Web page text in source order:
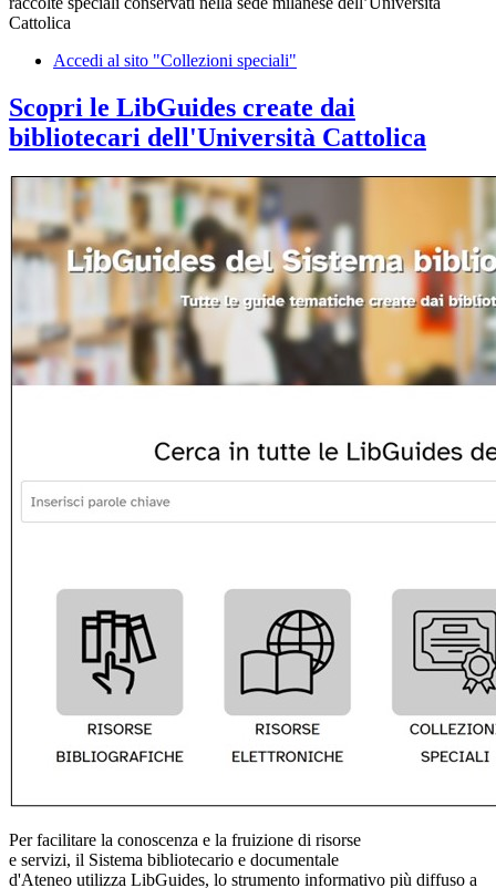
Cattolica
Accedi al sito "Collezioni speciali"
Scopri le LibGuides create dai
bibliotecari dell'Università Cattolica
Per facilitare la conoscenza e la fruizione di risorse
e servizi, il Sistema bibliotecario e documentale
d'Ateneo utilizza LibGuides, lo strumento informativo più diffuso a